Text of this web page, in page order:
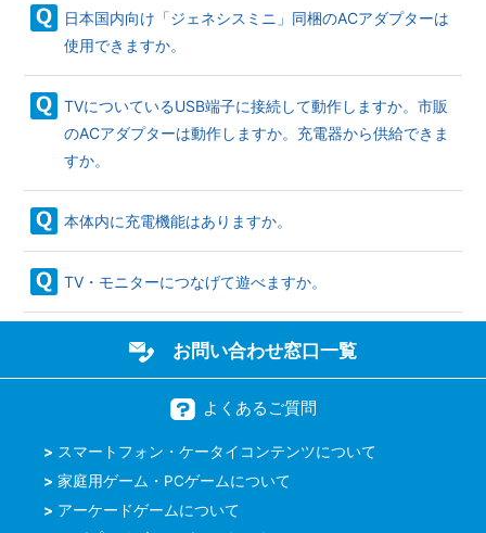
日本国内向け「ジェネシスミニ」同梱のACアダプターは
使用できますか。
TVについているUSB端子に接続して動作しますか。市販
のACアダプターは動作しますか。充電器から供給できま
すか。
本体内に充電機能はありますか。
TV・モニターにつなげて遊べますか。
お問い合わせ窓口一覧
よくあるご質問
スマートフォン・ケータイコンテンツについて
家庭用ゲーム・PCゲームについて
アーケードゲームについて